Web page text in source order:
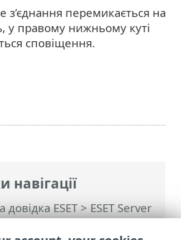
довідка ESET>ESET Server
параметри>
перемикається на
у правому нижньому куті
сповіщення.